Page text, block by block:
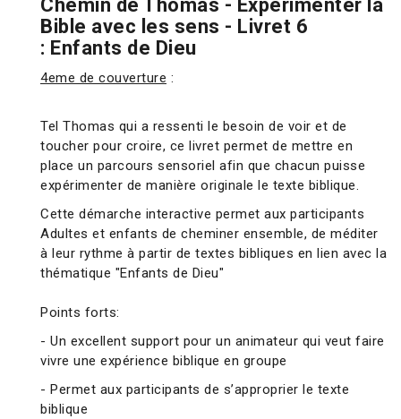
Chemin de Thomas - Expérimenter la
Bible avec les sens - Livret 6
: Enfants de Dieu
4eme de couverture :
Tel Thomas qui a ressenti le besoin de voir et de
toucher pour croire, ce livret permet de mettre en
place un parcours sensoriel afin que chacun puisse
expérimenter de manière originale le texte biblique.
Cette démarche interactive permet aux participants
Adultes et enfants de cheminer ensemble, de méditer
à leur rythme à partir de textes bibliques en lien avec la
thématique "Enfants de Dieu"
Points forts:
- Un excellent support pour un animateur qui veut faire
vivre une expérience biblique en groupe
- Permet aux participants de s’approprier le texte
biblique